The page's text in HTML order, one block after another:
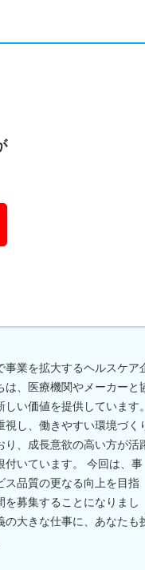
事業を拡大するヘルスケア
は、医療機関やメーカーと
しい価値を提供しています。
視し、働きやすい環境づく
り、成長意欲の高い方が活
付いています。 今回は、事
ス品質の更なる向上を目指
を募集することになりまし
の大きな仕事に、あなたも